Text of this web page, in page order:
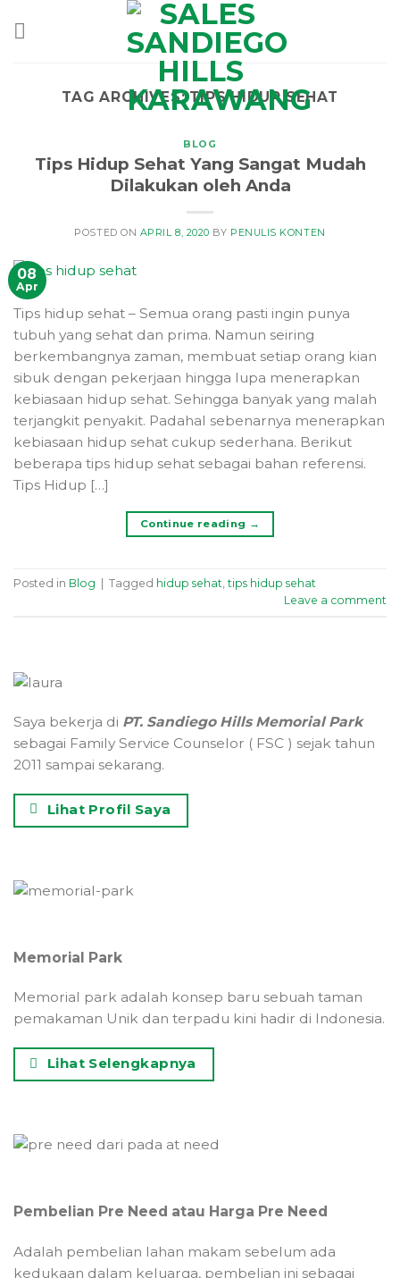
TAG ARCHIVES:TIPS HIDUP SEHAT
BLOG
Tips Hidup Sehat Yang Sangat Mudah
Dilakukan oleh Anda
POSTED ON APRIL 8, 2020 BY PENULIS KONTEN
08
Apr
Tips hidup sehat – Semua orang pasti ingin punya
tubuh yang sehat dan prima. Namun seiring
berkembangnya zaman, membuat setiap orang kian
sibuk dengan pekerjaan hingga lupa menerapkan
kebiasaan hidup sehat. Sehingga banyak yang malah
terjangkit penyakit. Padahal sebenarnya menerapkan
kebiasaan hidup sehat cukup sederhana. Berikut
beberapa tips hidup sehat sebagai bahan referensi.
Tips Hidup […]
Continue reading →
Posted in Blog Tagged hidup sehat, tips hidup sehat
Leave a comment
Saya bekerja di PT. Sandiego Hills Memorial Park
sebagai Family Service Counselor ( FSC ) sejak tahun
2011 sampai sekarang.
Lihat Profil Saya
Memorial Park
Memorial park adalah konsep baru sebuah taman
pemakaman Unik dan terpadu kini hadir di Indonesia.
Lihat Selengkapnya
Pembelian Pre Need atau Harga Pre Need
Adalah pembelian lahan makam sebelum ada
kedukaan dalam keluarga, pembelian ini sebagai